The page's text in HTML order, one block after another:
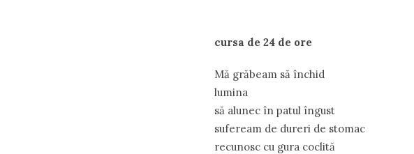
cursa de 24 de ore
Mă grăbeam să închid
lumina
să alunec în patul îngust
sufeream de dureri de stomac
recunosc cu gura coclită